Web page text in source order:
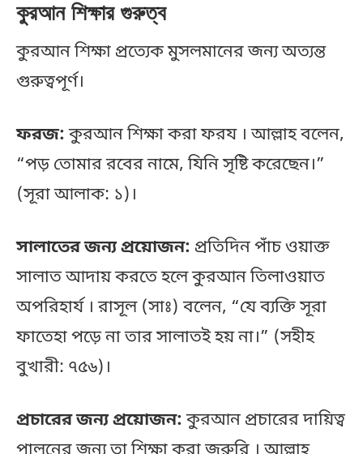
কুরআন শিক্ষার গুরুত্ব
কুরআন শিক্ষা প্রত্যেক মুসলমানের জন্য অত্যন্ত
গুরুত্বপূর্ণ।
ফরজ:কুরআন শিক্ষা করা ফরয । আল্লাহ বলেন,
“পড় তোমার রবের নামে, যিনি সৃষ্টি করেছেন।”
(সূরা আলাক: ১)।
সালাতের জন্য প্রয়োজন: প্রতিদিন পাঁচ ওয়াক্ত
সালাত আদায় করতে হলে কুরআন তিলাওয়াত
অপরিহার্য । রাসূল (সাঃ) বলেন, “যে ব্যক্তি সূরা
ফাতেহা পড়ে না তার সালাতই হয় না।” (সহীহ
বুখারী: ৭৫৬)।
প্রচারের জন্য প্রয়োজন:কুরআন প্রচারের দায়িত্ব